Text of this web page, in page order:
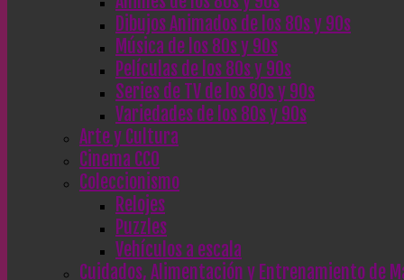
Dibujos Animados de los 80s y 90s
Música de los 80s y 90s
Películas de los 80s y 90s
Series de TV de los 80s y 90s
Variedades de los 80s y 90s
Arte y Cultura
Cinema CC0
Coleccionismo
Relojes
Puzzles
Vehículos a escala
Cuidados, Alimentación y Entrenamiento de